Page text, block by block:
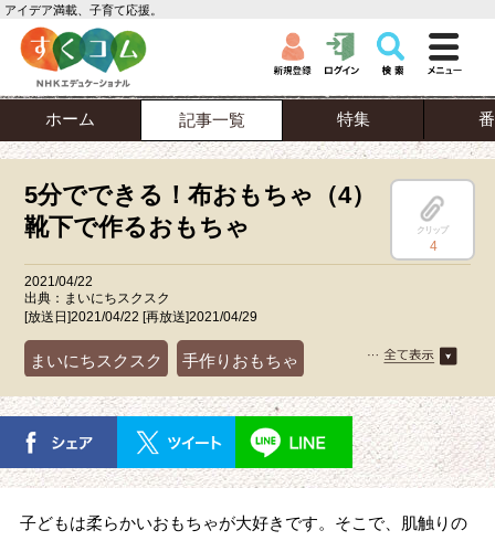
アイデア満載、子育て応援。
ホーム 記事一覧 特集
5分でできる！布おもちゃ（4）
靴下で作るおもちゃ
クリップ
4
2021/04/22
出典：まいにちスクスク
[放送日]2021/04/22 [再放送]2021/04/29
まいにちスクスク 手作りおもちゃ
子どもは柔らかいおもちゃが大好きです。そこで、肌触りの